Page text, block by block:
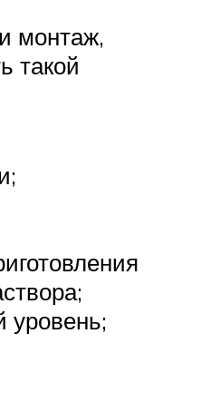
монтаж,
такой
уровень;